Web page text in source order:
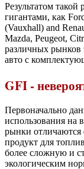
Результатом такой
гигантами, как
(Vauxhall) and
Mazda, Peugeot,
различных рынков
авто с
GFI -
Первоначально
использования
рынки отличаются
продукт для
более сложную и
экологическим